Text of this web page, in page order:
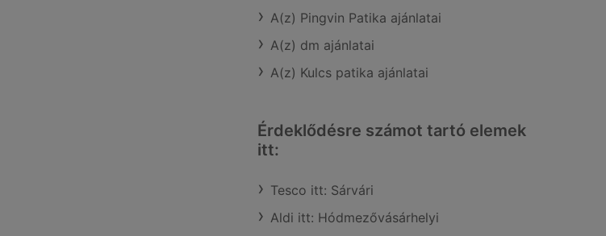
A(z) Pingvin Patika ajánlatai
A(z) dm ajánlatai
A(z) Kulcs patika ajánlatai
Érdeklődésre számot tartó elemek
itt:
Tesco itt: Sárvári
Aldi itt: Hódmezővásárhelyi